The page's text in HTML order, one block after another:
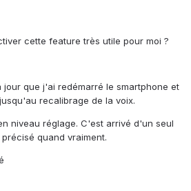
cette feature très utile pour moi ?
que j'ai redémarré le smartphone et
recalibrage de la voix.
niveau réglage. C'est arrivé d'un seul
quand vraiment.